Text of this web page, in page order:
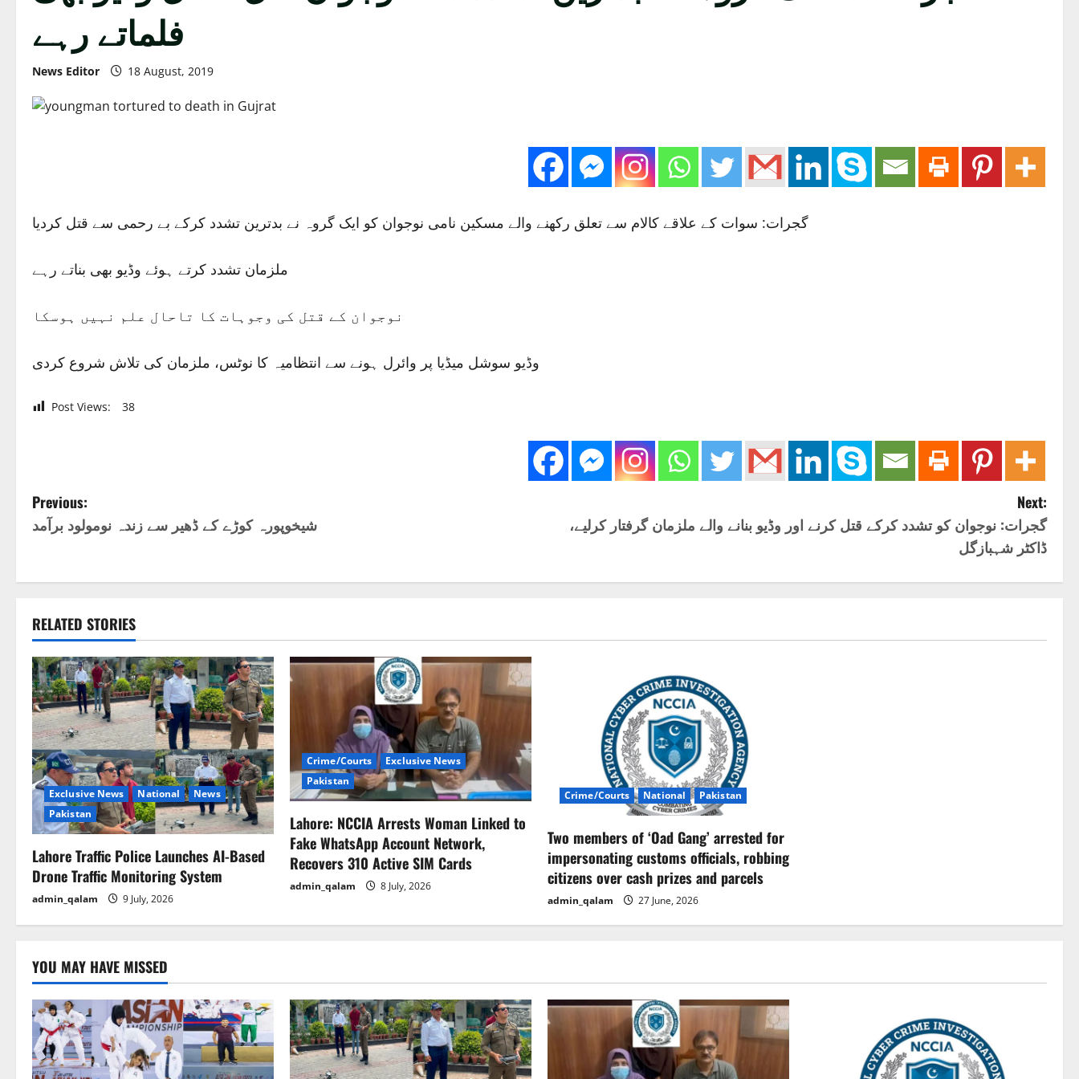
فلماتے رہے
News Editor 18 August, 2019
گجرات: سوات کے علاقے کالام سے تعلق رکھنے والے مسکین نامی نوجوان کو ایک گروہ نے بدترین تشدد کرکے بے رحمی سے قتل کردیا
ملزمان تشدد کرتے ہوئے وڈیو بھی بناتے رہے
نوجوان کے قتل کی وجوہات کا تاحال علم نہیں ہوسکا
وڈیو سوشل میڈیا پر وائرل ہونے سے انتظامیہ کا نوٹس، ملزمان کی تلاش شروع کردی
Post Views: 38
P
o
s
n
a
v
i
g
a
t
i
o
Previous:
شیخوپورہ کوڑے کے ڈھیر سے زندہ نومولود برآمد
Next:
گجرات: نوجوان کو تشدد کرکے قتل کرنے اور وڈیو بنانے والے ملزمان گرفتار کرلیے،
ڈاکٹر شہبازگل
RELATED STORIES
Exclusive News National
News
Pakistan
Lahore Traffic Police Launches AI-Based
Drone Traffic Monitoring System
admin_qalam 9 July, 2026
Crime/Courts
Exclusive News
Pakistan
Lahore: NCCIA Arrests Woman Linked to
Fake WhatsApp Account Network,
Recovers 310 Active SIM Cards
admin_qalam 8 July, 2026
Crime/Courts National Pakistan
Two members of ‘Oad Gang’ arrested for
impersonating customs officials, robbing
citizens over cash prizes and parcels
admin_qalam 27 June, 2026
YOU MAY HAVE MISSED